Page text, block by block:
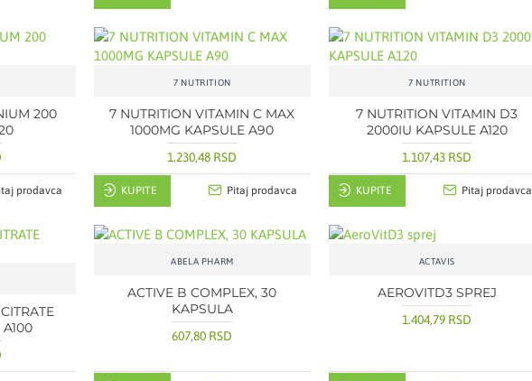
200
prodavca
7 NUTRITION
7 NUTRITION VITAMIN C MAX
1000MG KAPSULE A90
1.230,48 RSD
KUPITE Pitaj prodavca
7 NUTRITION
7 NUTRITION VITAMIN D3
2000IU KAPSULE A120
1.107,43 RSD
KUPITE Pitaj prodavca
ABELA PHARM
ACTIVE B COMPLEX, 30
KAPSULA
607,80 RSD
ACTAVIS
AEROVITD3 SPREJ
1.404,79 RSD